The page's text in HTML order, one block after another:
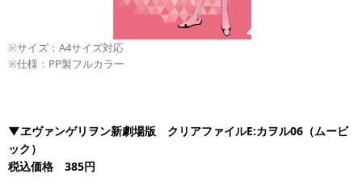
※サイズ：A4サイズ対応
※仕様：PP製フルカラー
▼ヱヴァンゲリヲン新劇場版 クリアファイルE:カヲル06（ムービ
ック）
税込価格 385円